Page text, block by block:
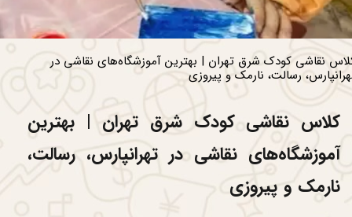
نقاشی کودک شرق تهران | بهترین آموزشگاه‌های نقاشی در
رسالت، نارمک و پیروزی
کلاس نقاشی کودک شرق تهران | بهترین
آموزشگاه‌های نقاشی در تهرانپارس، رسالت،
نارمک و پیروزی